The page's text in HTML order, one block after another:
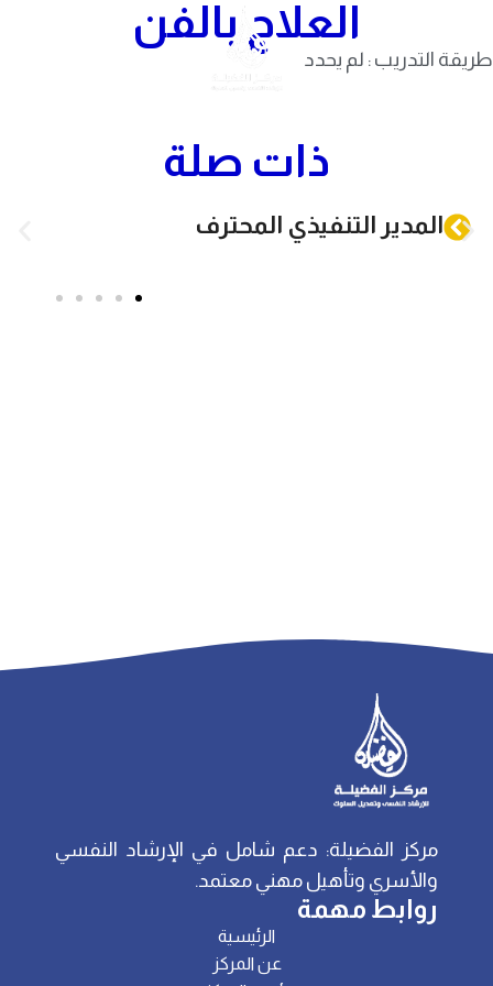
العلاج بالفن
طريقة التدريب : لم يحدد
ذات صلة
المدير التنفيذي المحترف
مركز الفضيلة: دعم شامل في الإرشاد النفسي
والأسري وتأهيل مهني معتمد.
روابط مهمة
الرئيسية
عن المركز